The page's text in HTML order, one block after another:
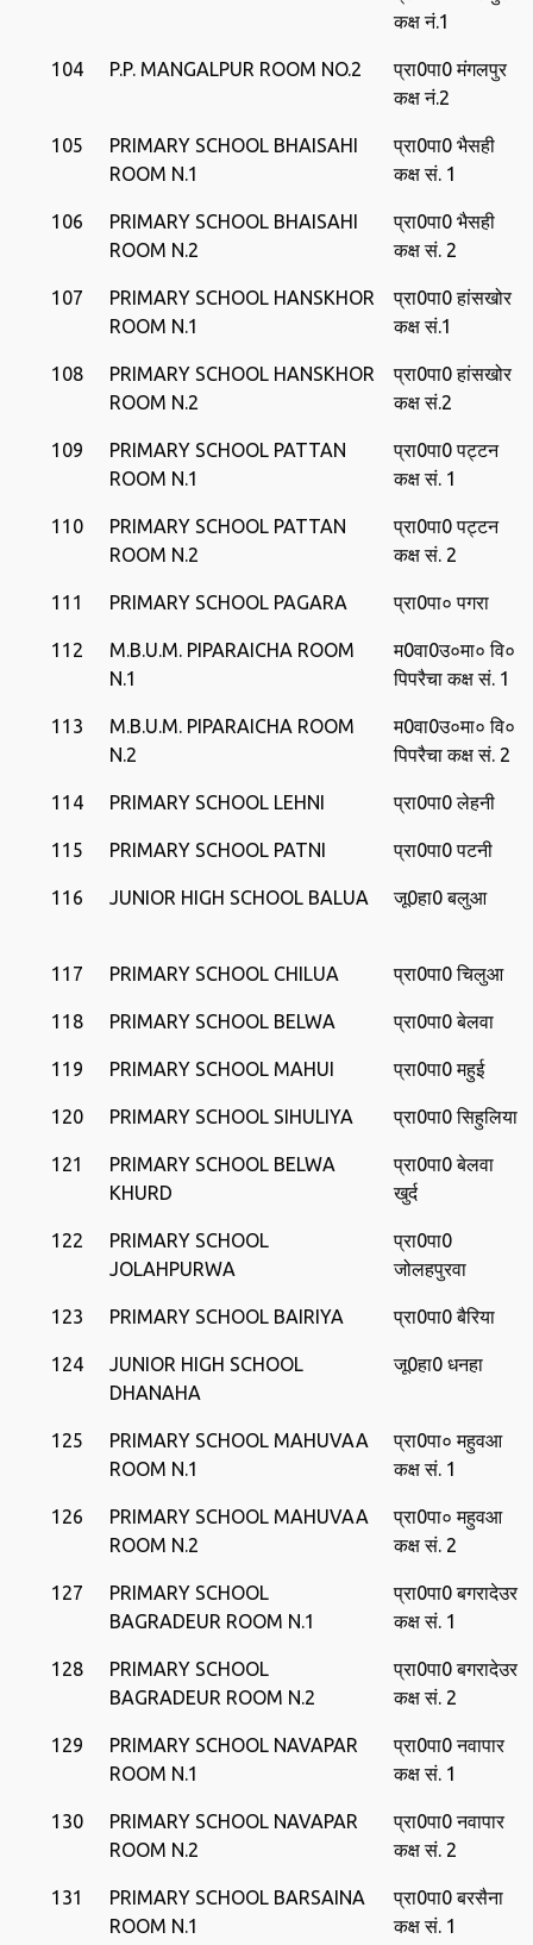
कक्ष नं.1
104 P.P. MANGALPUR ROOM NO.2
प्रा0पा0 मंगलपुर
कक्ष नं.2
105
PRIMARY SCHOOL BHAISAHI
ROOM N.1
प्रा0पा0 भैसही
कक्ष सं. 1
106
PRIMARY SCHOOL BHAISAHI
ROOM N.2
प्रा0पा0 भैसही
कक्ष सं. 2
107
PRIMARY SCHOOL HANSKHOR
ROOM N.1
प्रा0पा0 हांसखोर
कक्ष सं.1
108
PRIMARY SCHOOL HANSKHOR
ROOM N.2
प्रा0पा0 हांसखोर
कक्ष सं.2
109
PRIMARY SCHOOL PATTAN
ROOM N.1
प्रा0पा0 पट्टन
कक्ष सं. 1
110
PRIMARY SCHOOL PATTAN
ROOM N.2
प्रा0पा0 पट्टन
कक्ष सं. 2
111 PRIMARY SCHOOL PAGARA प्रा0पा० पगरा
112
M.B.U.M. PIPARAICHA ROOM
N.1
म0वा0उ०मा० वि०
पिपरैचा कक्ष सं. 1
113
M.B.U.M. PIPARAICHA ROOM
N.2
म0वा0उ०मा० वि०
पिपरैचा कक्ष सं. 2
114 PRIMARY SCHOOL LEHNI प्रा0पा0 लेहनी
115 PRIMARY SCHOOL PATNI प्रा0पा0 पटनी
116 JUNIOR HIGH SCHOOL BALUA जू0हा0 बलुआ
117 PRIMARY SCHOOL CHILUA प्रा0पा0 चिलुआ
118 PRIMARY SCHOOL BELWA प्रा0पा0 बेलवा
119 PRIMARY SCHOOL MAHUI प्रा0पा0 महुई
120 PRIMARY SCHOOL SIHULIYA प्रा0पा0 सिहुलिया
121
PRIMARY SCHOOL BELWA
KHURD
प्रा0पा0 बेलवा
खुर्द
122
PRIMARY SCHOOL
JOLAHPURWA
प्रा0पा0
जोलहपुरवा
123 PRIMARY SCHOOL BAIRIYA प्रा0पा0 बैरिया
124
JUNIOR HIGH SCHOOL
DHANAHA
जू0हा0 धनहा
125
PRIMARY SCHOOL MAHUVAA
ROOM N.1
प्रा0पा० महुवआ
कक्ष सं. 1
126
PRIMARY SCHOOL MAHUVAA
ROOM N.2
प्रा0पा० महुवआ
कक्ष सं. 2
127
PRIMARY SCHOOL
BAGRADEUR ROOM N.1
प्रा0पा0 बगरादेउर
कक्ष सं. 1
128
PRIMARY SCHOOL
BAGRADEUR ROOM N.2
प्रा0पा0 बगरादेउर
कक्ष सं. 2
129
PRIMARY SCHOOL NAVAPAR
ROOM N.1
प्रा0पा0 नवापार
कक्ष सं. 1
130
PRIMARY SCHOOL NAVAPAR
ROOM N.2
प्रा0पा0 नवापार
कक्ष सं. 2
131
PRIMARY SCHOOL BARSAINA
ROOM N.1
प्रा0पा0 बरसैना
कक्ष सं. 1